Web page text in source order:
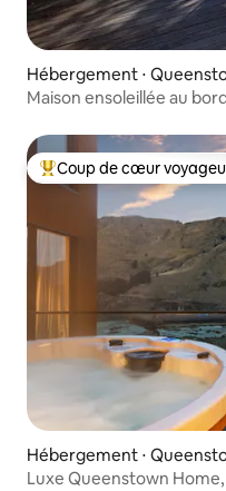
Hébergement ⋅
Maison ensoleillée au
Coups de cœur
Coup de cœur
Hébergement ⋅
Luxe Queenstown